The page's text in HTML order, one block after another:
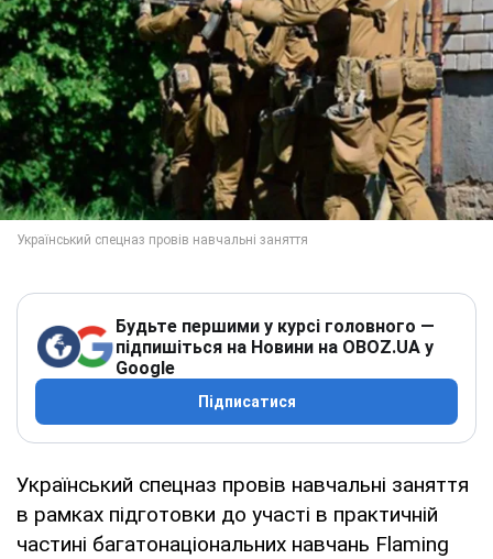
Будьте першими у курсі головного —
підпишіться на Новини на OBOZ.UA у
Google
Підписатися
Український спецназ провів навчальні заняття
в рамках підготовки до участі в практичній
частині багатонаціональних навчань Flaming